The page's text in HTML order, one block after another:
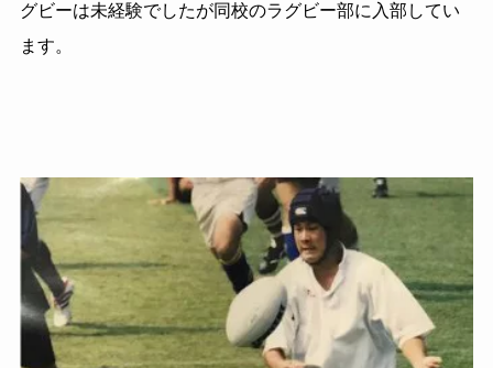
グビーは未経験でしたが同校のラグビー部に入部してい
ます。